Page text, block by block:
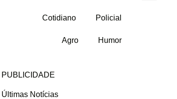
Cotidiano Policial
Agro Humor
PUBLICIDADE
Últimas Notícias